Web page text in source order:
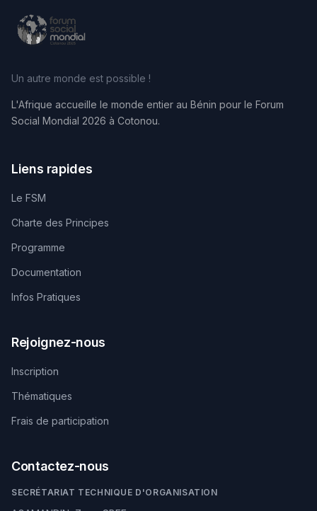
Un autre monde est possible !
L'Afrique accueille le monde entier au Bénin pour le Forum
Social Mondial 2026 à Cotonou.
Liens rapides
Le FSM
Charte des Principes
Programme
Documentation
Infos Pratiques
Rejoignez-nous
Inscription
Thématiques
Frais de participation
Contactez-nous
SECRÉTARIAT TECHNIQUE D'ORGANISATION